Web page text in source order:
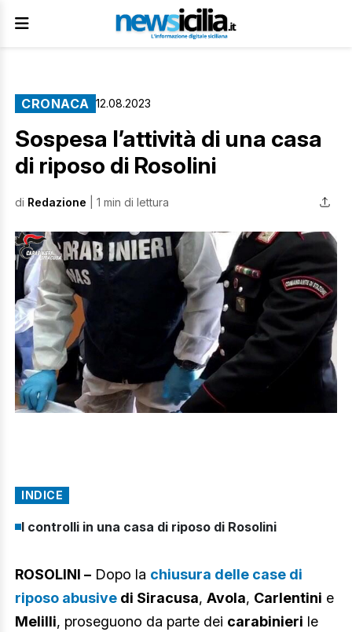
CRONACA 12.08.2023
Sospesa l’attività di una casa
di riposo di Rosolini
di Redazione | 1 min di lettura
INDICE
I controlli in una casa di riposo di Rosolini
ROSOLINI – Dopo la chiusura delle case di
riposo abusive di Siracusa, Avola, Carlentini e
Melilli, proseguono da parte dei carabinieri le